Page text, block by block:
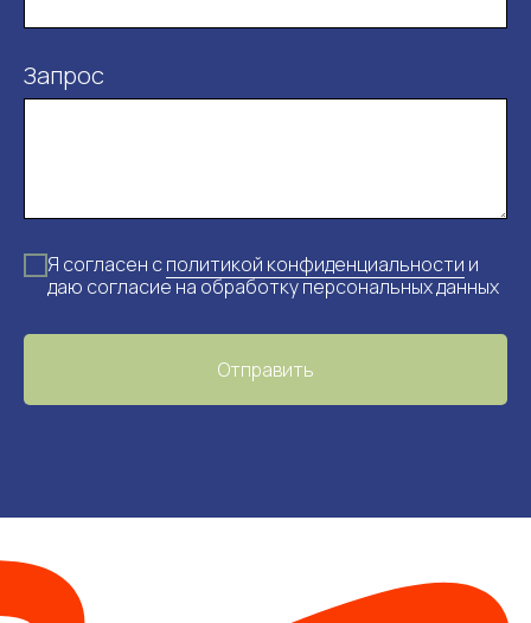
Запрос
Я согласен сполитикой конфиденциальности и
даю согласие на обработку персональных данных
Отправить